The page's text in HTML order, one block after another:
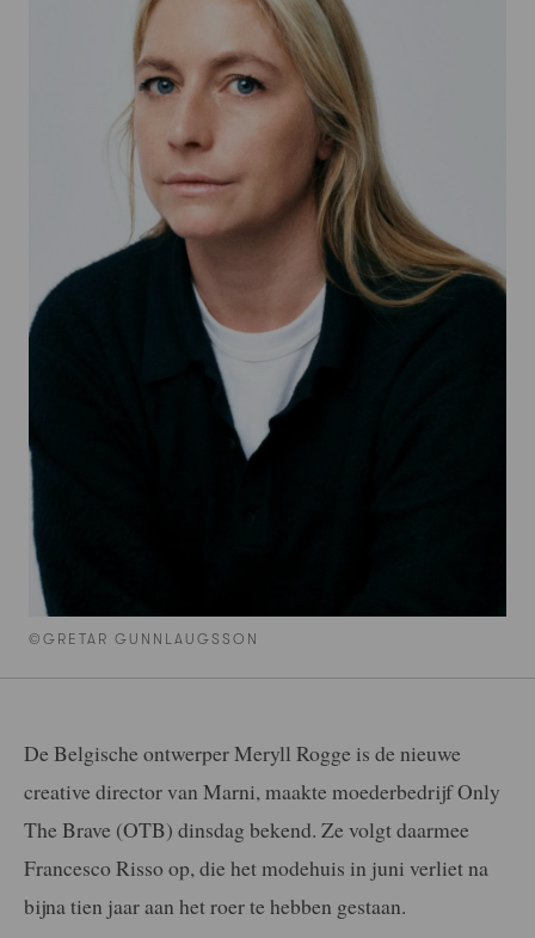
©GRETAR GUNNLAUGSSON
De Belgische ontwerper Meryll Rogge is de nieuwe
creative director van Marni, maakte moederbedrijf Only
The Brave (OTB) dinsdag bekend. Ze volgt daarmee
Francesco Risso op, die het modehuis in juni verliet na
bijna tien jaar aan het roer te hebben gestaan.